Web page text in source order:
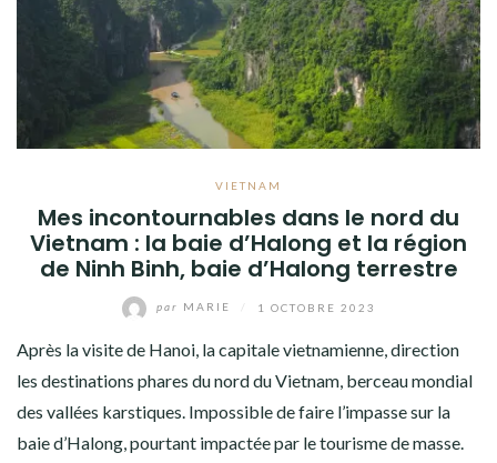
VIETNAM
Mes incontournables dans le nord du
Vietnam : la baie d’Halong et la région
de Ninh Binh, baie d’Halong terrestre
par MARIE 1 OCTOBRE 2023
Après la visite de Hanoi, la capitale vietnamienne, direction
les destinations phares du nord du Vietnam, berceau mondial
des vallées karstiques. Impossible de faire l’impasse sur la
baie d’Halong, pourtant impactée par le tourisme de masse.